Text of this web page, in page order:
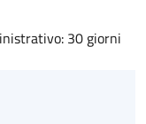
30 giorni